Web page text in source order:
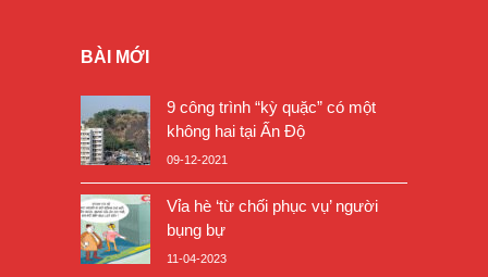
BÀI MỚI
9 công trình “kỳ quặc” có một
không hai tại Ấn Độ
09-12-2021
Vỉa hè ‘từ chối phục vụ’ người
bụng bự
11-04-2023